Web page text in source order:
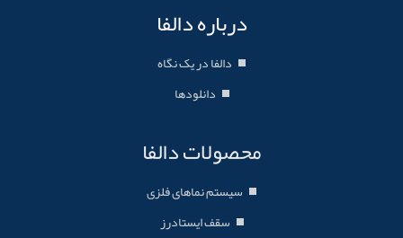
درباره دالفا
دالفا در یک نگاه
دانلودها
محصولات دالفا
سیستم نماهای فلزی
سقف ایستادرز